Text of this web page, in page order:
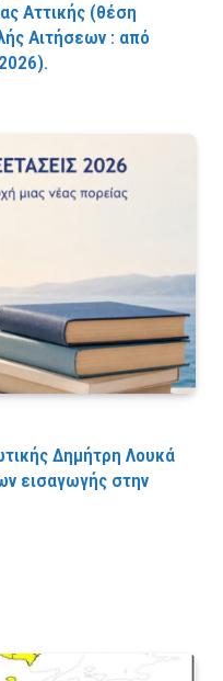
Αττικής (θέση
Αιτήσεων : από
Δημήτρη Λουκά
εισαγωγής στην